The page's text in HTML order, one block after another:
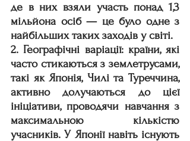
де в них взяли участь понад 1,3
мільйона осіб — це було одне з
найбільших таких заходів у світі.
2. Географічні варіації: країни, які
часто стикаються з землетрусами,
такі як Японія, Чилі та Туреччина,
активно долучаються до цієї
ініціативи, проводячи навчання з
максимальною кількістю
учасників. У Японії навіть існують